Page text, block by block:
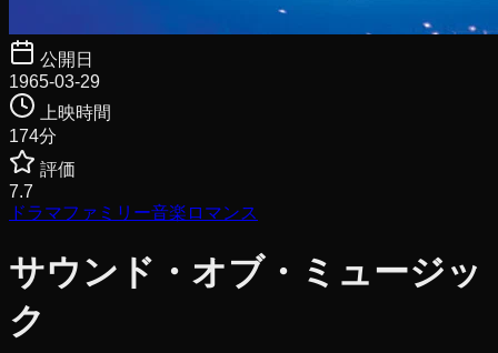
公開日
1965-03-29
上映時間
174分
評価
7.7
ドラマファミリー音楽 ロマンス
サウンド・オブ・ミュージッ
ク